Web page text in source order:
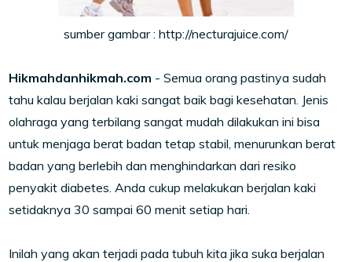
sumber gambar : http://necturajuice.com/
Hikmahdanhikmah.com - Semua orang pastinya sudah
tahu kalau berjalan kaki sangat baik bagi kesehatan. Jenis
olahraga yang terbilang sangat mudah dilakukan ini bisa
untuk menjaga berat badan tetap stabil, menurunkan berat
badan yang berlebih dan menghindarkan dari resiko
penyakit diabetes. Anda cukup melakukan berjalan kaki
setidaknya 30 sampai 60 menit setiap hari.
Inilah yang akan terjadi pada tubuh kita jika suka berjalan